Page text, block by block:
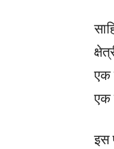
एक
एक
इस